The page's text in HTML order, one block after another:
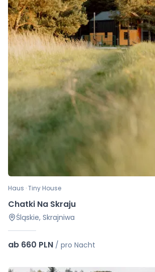
Haus · Tiny House
Chatki Na Skraju
Śląskie, Skrajniwa
ab 660 PLN / pro Nacht